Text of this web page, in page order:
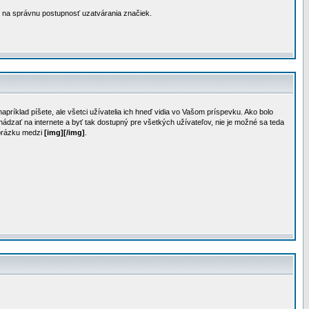
správnu postupnosť uzatvárania značiek.
píšete, ale všetci užívatelia ich hneď vidia vo Vašom príspevku. Ako bolo
na internete a byť tak dostupný pre všetkých užívateľov, nie je možné sa teda
medzi [img][/img]